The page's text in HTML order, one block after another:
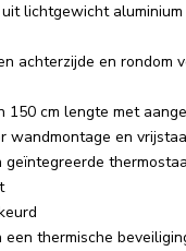
lichtgewicht
achterzijde en rondom
150 cm lengte met
wandmontage en
geïntegreerde
een thermische